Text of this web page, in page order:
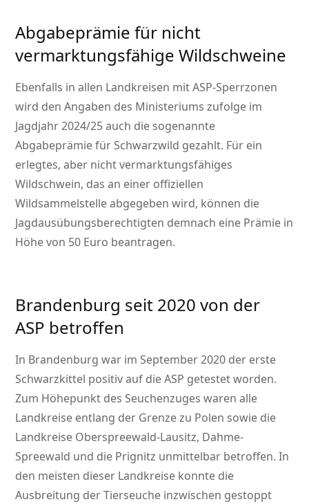
Abgabeprämie für nicht
vermarktungsfähige Wildschweine
Ebenfalls in allen Landkreisen mit ASP-Sperrzonen
wird den Angaben des Ministeriums zufolge im
Jagdjahr 2024/25 auch die sogenannte
Abgabeprämie für Schwarzwild gezahlt. Für ein
erlegtes, aber nicht vermarktungsfähiges
Wildschwein, das an einer offiziellen
Wildsammelstelle abgegeben wird, können die
Jagdausübungsberechtigten demnach eine Prämie in
Höhe von 50 Euro beantragen.
Brandenburg seit 2020 von der
ASP betroffen
In Brandenburg war im September 2020 der erste
Schwarzkittel positiv auf die ASP getestet worden.
Zum Höhepunkt des Seuchenzuges waren alle
Landkreise entlang der Grenze zu Polen sowie die
Landkreise Oberspreewald-Lausitz, Dahme-
Spreewald und die Prignitz unmittelbar betroffen. In
den meisten dieser Landkreise konnte die
Ausbreitung der Tierseuche inzwischen gestoppt